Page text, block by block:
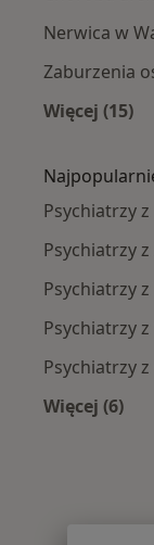
Nerwica w
Zaburzenia
Więcej (15)
Psychiatrzy
Psychiatrzy
Psychiatrzy
Psychiatrzy
Psychiatrzy
Więcej (6)